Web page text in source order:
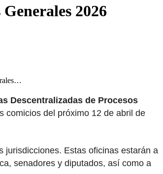
2026
Descentralizadas de Procesos
comicios del próximo 12 de abril de
jurisdicciones. Estas oficinas estarán a
senadores y diputados, así como a